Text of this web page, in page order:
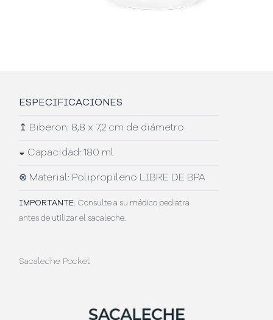
ESPECIFICACIONES
↥ Biberon: 8,8 x 7,2 cm de diámetro
◒ Capacidad: 180 ml
⊗ Material: Polipropileno LIBRE DE BPA
IMPORTANTE: Consulte a su médico pediatra
antes de utilizar el sacaleche.
Sacaleche Pocket